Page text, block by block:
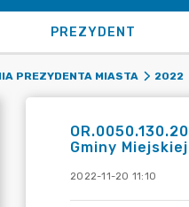
PREZYDENT
PREZYDENTA MIASTA 2022
Gminy
2022-11-20 11:10